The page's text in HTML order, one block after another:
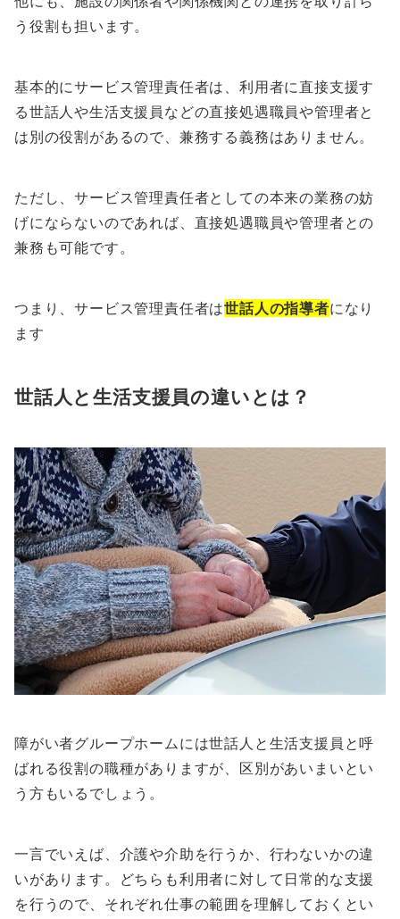
う役割も担います。
基本的にサービス管理責任者は、利用者に直接支援す
る世話人や生活支援員などの直接処遇職員や管理者と
は別の役割があるので、兼務する義務はありません。
ただし、サービス管理責任者としての本来の業務の妨
げにならないのであれば、直接処遇職員や管理者との
兼務も可能です。
つまり、サービス管理責任者は世話人の指導者になり
ます
世話人と生活支援員の違いとは？
障がい者グループホームには世話人と生活支援員と呼
ばれる役割の職種がありますが、区別があいまいとい
う方もいるでしょう。
一言でいえば、介護や介助を行うか、行わないかの違
いがあります。どちらも利用者に対して日常的な支援
を行うので、それぞれ仕事の範囲を理解しておくとい